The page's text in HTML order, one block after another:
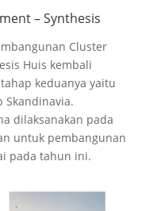
– Synthesis
Cluster
Huis kembali
keduanya yaitu
Skandinavia.
dilaksanakan pada
untuk pembangunan
pada tahun ini.